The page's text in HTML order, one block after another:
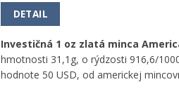
DETAIL
Investičná 1 oz zlatá minca
hmotnosti 31,1g, o rýdzosti 916,6/
hodnote 50 USD, od americkej